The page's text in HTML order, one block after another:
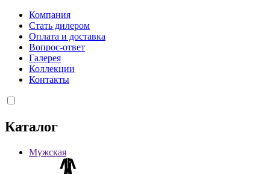
Компания
Стать дилером
Оплата и доставка
Вопрос-ответ
Галерея
Коллекции
Контакты
Каталог
Мужская